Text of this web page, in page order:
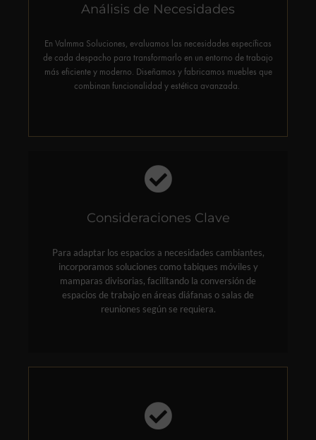
Análisis de Necesidades
En Valmma Soluciones, evaluamos las necesidades específicas
de cada despacho para transformarlo en un entorno de trabajo
más eficiente y moderno. Diseñamos y fabricamos muebles que
combinan funcionalidad y estética avanzada.
Fomento de la productividad y ergonomía.
Consideraciones Clave
Para adaptar los espacios a necesidades cambiantes,
incorporamos soluciones como tabiques móviles y
mamparas divisorias, facilitando la conversión de
espacios de trabajo en áreas diáfanas o salas de
reuniones según se requiera.
anti COVID-19 en nuestra sección de productos.